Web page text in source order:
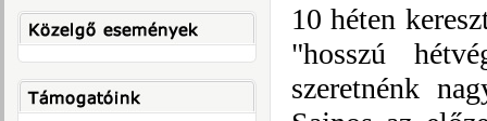
10 héten
"hosszú
szeretnénk